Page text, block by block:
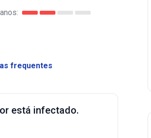
frequentes
está infectado.